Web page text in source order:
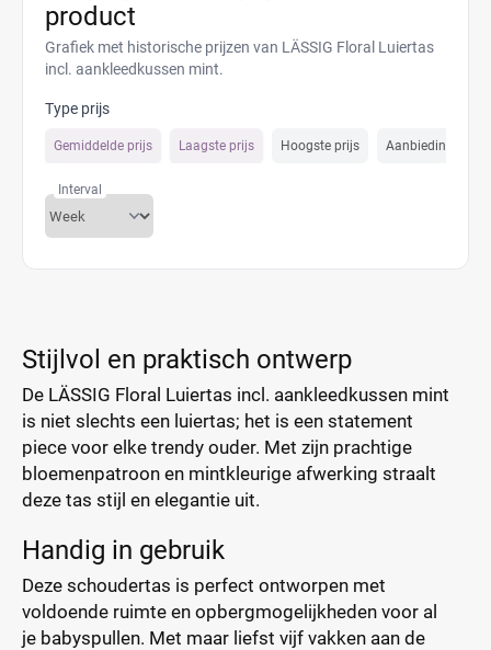
product
Grafiek met historische prijzen van LÄSSIG Floral Luiertas
incl. aankleedkussen mint.
Type prijs
Gemiddelde prijs Laagste prijs Hoogste prijs Aanbiedings prijs
Interval
Stijlvol en praktisch ontwerp
De LÄSSIG Floral Luiertas incl. aankleedkussen mint
is niet slechts een luiertas; het is een statement
piece voor elke trendy ouder. Met zijn prachtige
bloemenpatroon en mintkleurige afwerking straalt
deze tas stijl en elegantie uit.
Handig in gebruik
Deze schoudertas is perfect ontworpen met
voldoende ruimte en opbergmogelijkheden voor al
je babyspullen. Met maar liefst vijf vakken aan de